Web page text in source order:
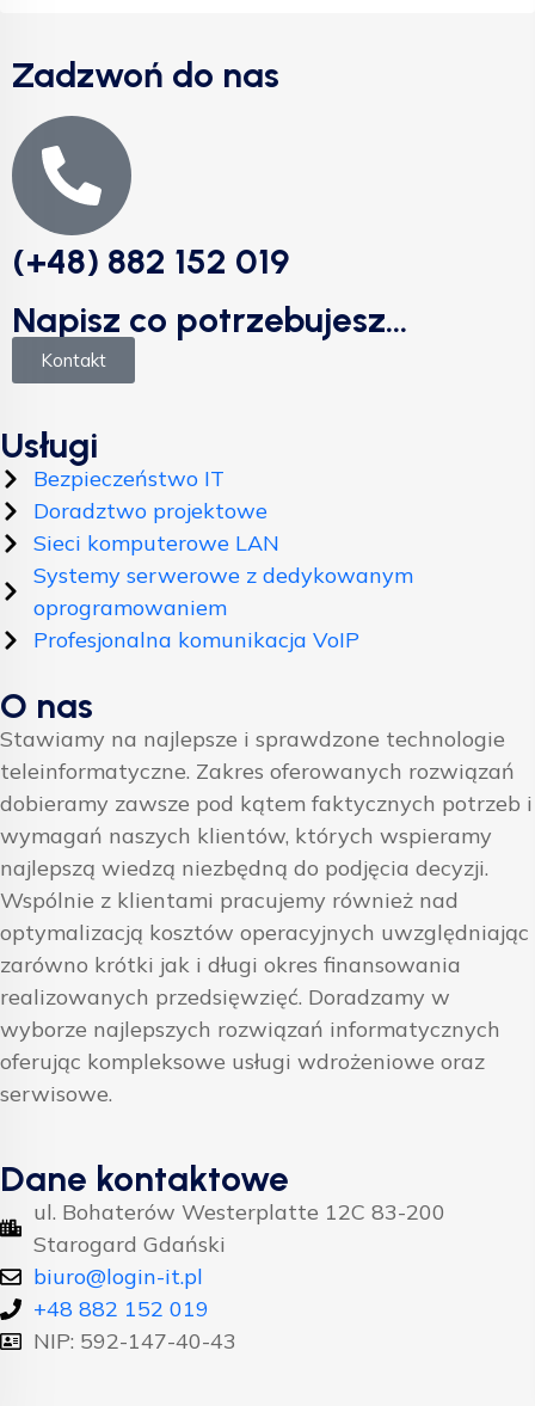
Zadzwoń do nas
(+48) 882 152 019
Napisz co potrzebujesz...
Kontakt
Usługi
Bezpieczeństwo IT
Doradztwo projektowe
Sieci komputerowe LAN
Systemy serwerowe z dedykowanym
oprogramowaniem
Profesjonalna komunikacja VoIP
O nas
Stawiamy na najlepsze i sprawdzone technologie
teleinformatyczne. Zakres oferowanych rozwiązań
dobieramy zawsze pod kątem faktycznych potrzeb i
wymagań naszych klientów, których wspieramy
najlepszą wiedzą niezbędną do podjęcia decyzji.
Wspólnie z klientami pracujemy również nad
optymalizacją kosztów operacyjnych uwzględniając
zarówno krótki jak i długi okres finansowania
realizowanych przedsięwzięć. Doradzamy w
wyborze najlepszych rozwiązań informatycznych
oferując kompleksowe usługi wdrożeniowe oraz
serwisowe.
Dane kontaktowe
ul. Bohaterów Westerplatte 12C 83-200
Starogard Gdański
biuro@login-it.pl
+48 882 152 019
NIP: 592-147-40-43